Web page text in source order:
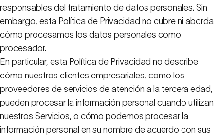
responsables del tratamiento de datos personales. Sin
embargo, esta Política de Privacidad no cubre ni aborda
cómo procesamos los datos personales como
procesador.
En particular, esta Política de Privacidad no describe
cómo nuestros clientes empresariales, como los
proveedores de servicios de atención a la tercera edad,
pueden procesar la información personal cuando utilizan
nuestros Servicios, o cómo podemos procesar la
información personal en su nombre de acuerdo con sus